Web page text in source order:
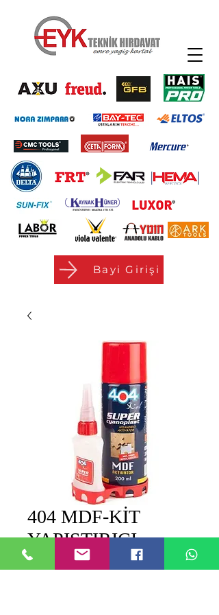
Bayi Girişi
404 MDF-KİT
YAPIŞTIRICI
0,00 TRY Цена